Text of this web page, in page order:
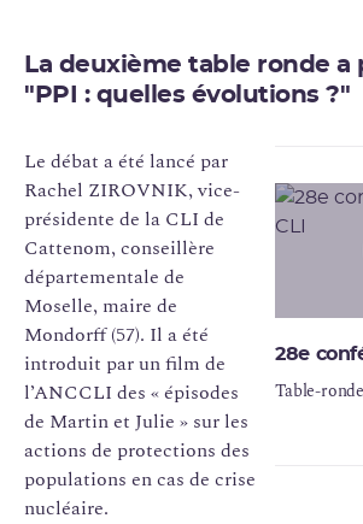
La deuxième table ronde a
"PPI : quelles évolutions ?"
28e
Table-
Le débat a été lancé par
Rachel ZIROVNIK, vice-
présidente de la CLI de
Cattenom, conseillère
départementale de
Moselle, maire de
Mondorff (57). Il a été
introduit par un film de
l’ANCCLI des « épisodes
de Martin et Julie » sur les
actions de protections des
populations en cas de crise
nucléaire.